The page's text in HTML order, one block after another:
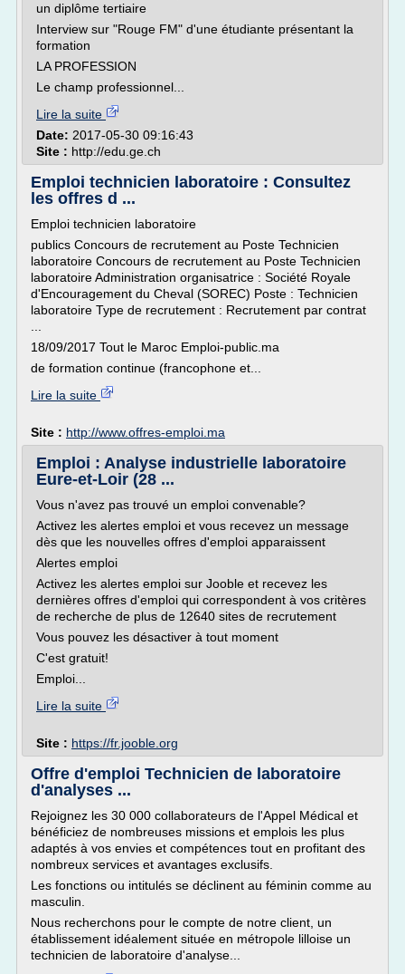
un diplôme tertiaire
Interview sur "Rouge FM" d'une étudiante présentant la
formation
LA PROFESSION
Le champ professionnel...
Lire la suite
Date: 2017-05-30 09:16:43
Site : http://edu.ge.ch
Emploi technicien laboratoire : Consultez
les offres d ...
Emploi technicien laboratoire
publics Concours de recrutement au Poste Technicien
laboratoire Concours de recrutement au Poste Technicien
laboratoire Administration organisatrice : Société Royale
d'Encouragement du Cheval (SOREC) Poste : Technicien
laboratoire Type de recrutement : Recrutement par contrat
18/09/2017 Tout le Maroc Emploi-public.ma
de formation continue (francophone et...
Lire la suite
Site : http://www.offres-emploi.ma
Emploi : Analyse industrielle laboratoire
Eure-et-Loir (28 ...
Vous n'avez pas trouvé un emploi convenable?
Activez les alertes emploi et vous recevez un message
dès que les nouvelles offres d'emploi apparaissent
Alertes emploi
Activez les alertes emploi sur Jooble et recevez les
dernières offres d'emploi qui correspondent à vos critères
de recherche de plus de 12640 sites de recrutement
Vous pouvez les désactiver à tout moment
C'est gratuit!
Emploi...
Lire la suite
Site : https://fr.jooble.org
Offre d'emploi Technicien de laboratoire
d'analyses ...
Rejoignez les 30 000 collaborateurs de l'Appel Médical et
bénéficiez de nombreuses missions et emplois les plus
adaptés à vos envies et compétences tout en profitant des
nombreux services et avantages exclusifs.
Les fonctions ou intitulés se déclinent au féminin comme au
masculin.
Nous recherchons pour le compte de notre client, un
établissement idéalement située en métropole lilloise un
technicien de laboratoire d'analyse...